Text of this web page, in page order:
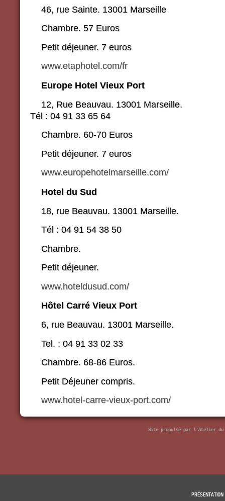
46, rue Sainte. 13001 Marseille
Chambre. 57 Euros
Petit déjeuner. 7 euros
www.etaphotel.com/fr
Europe Hotel Vieux Port
12, Rue Beauvau. 13001 Marseille.
Tél : 04 91 33 65 64
Chambre. 60-70 Euros
Petit déjeuner. 7 euros
www.europehotelmarseille.com/
Hotel du Sud
18, rue Beauvau. 13001 Marseille.
Tél : 04 91 54 38 50
Chambre.
Petit déjeuner.
www.hoteldusud.com/
Hôtel Carré Vieux Port
6, rue Beauvau. 13001 Marseille.
Tel. : 04 91 33 02 33
Chambre. 68-86 Euros.
Petit Déjeuner compris.
www.hotel-carre-vieux-port.com/
Site propulsé par l'Atelier du
PRÉSENTATION